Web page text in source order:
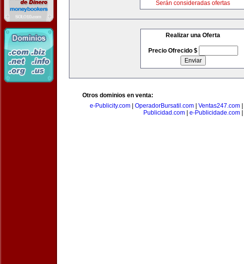
Serán consideradas ofertas
Realizar una Oferta
Precio Ofrecido $
Otros dominios en venta:
e-Publicity.com| OperadorBursatil.com| Ventas247.com|
Publicidad.com| e-Publicidade.com|